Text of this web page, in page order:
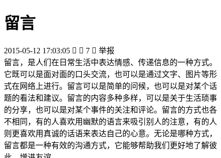
留言
2015-05-12 17:03:05   7  举报
留言，是人们在日常生活中表达情感、传递信息的一种方式。
它既可以是面对面的口头交流，也可以是通过文字、图片等形
式在网络上进行。留言可以是简单的问候，也可以是对某个话
题的看法和建议。留言的内容多种多样，可以是关于生活琐事
的分享，也可以是对某个事件的关注和评论。留言的方式也各
不相同，有的人喜欢用幽默的语言来吸引别人的注意，有的人
则更喜欢用真诚的话语来表达自己的心意。无论是哪种方式，
留言都是一种有效的沟通方式，它能够帮助我们更好地了解彼